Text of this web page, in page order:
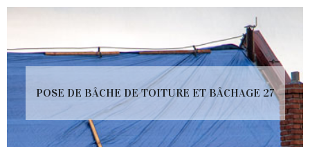
POSE DE BÂCHE DE TOITURE ET BÂCHAGE 27